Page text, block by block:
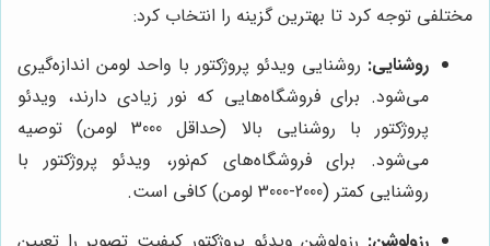
مختلفی توجه کرد تا بهترین گزینه را انتخاب کرد:
روشنایی: روشنایی ویدئو پروژکتور با واحد لومن اندازه‌گیری
می‌شود. برای فروشگاه‌هایی که نور زیادی دارند، ویدئو
پروژکتور با روشنایی بالا (حداقل 3000 لومن) توصیه
می‌شود. برای فروشگاه‌های کم‌نور، ویدئو پروژکتور با
روشنایی کمتر (2000-3000 لومن) کافی است.